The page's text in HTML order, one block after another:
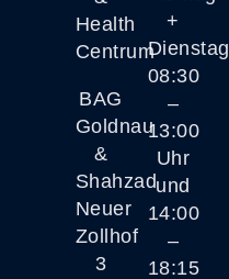
Health
Centrum
BAG
Goldnau
&
Shahzad
Neuer
Zollhof
3
+
Dienstag
08:30
–
13:00
Uhr
und
14:00
–
18:15